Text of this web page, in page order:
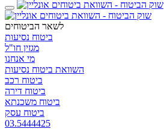
לשאר הביטוחים
ביטוח נסיעות
מגזין חו"ל
מי אנחנו
השוואת ביטוח נסיעות
ביטוח רכב
ביטוח דירה
ביטוח משכנתא
ביטוח עסק
03.5444425